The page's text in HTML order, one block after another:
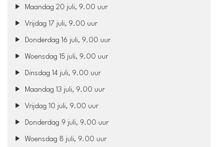
Maandag 20 juli, 9.00 uur
Vrijdag 17 juli, 9.00 uur
Donderdag 16 juli, 9.00 uur
Woensdag 15 juli, 9.00 uur
Dinsdag 14 juli, 9.00 uur
Maandag 13 juli, 9.00 uur
Vrijdag 10 juli, 9.00 uur
Donderdag 9 juli, 9.00 uur
Woensdag 8 juli, 9.00 uur